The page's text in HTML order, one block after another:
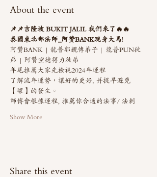
About the event
📌📌吉隆坡 BUKIT JALIL 我們來了🔥🔥
泰國東北部法師_阿贊BANK現身大馬!
阿贊BANK | 龍普郭親傳弟子 | 龍普PUN徒
弟 | 阿贊空德得力徒弟
年尾推薦大家先檢視2024年運程
了解流年運勢，讓好的更好, 并提早避免
【壞】的發生。
師傅會根據運程, 推薦你合適的法事/ 法刺
Show More
Share this event